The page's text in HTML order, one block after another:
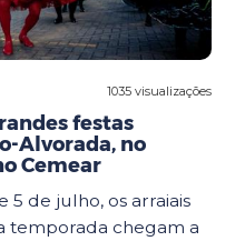
1035 visualizações
festas
Alvorada, no
Cemear
5 de julho, os arraiais
temporada chegam a